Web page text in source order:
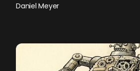
Daniel Meyer